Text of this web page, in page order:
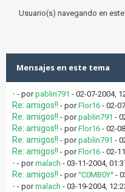
Usuario(s) navegando en
Mensajes en este tema
- - porpablin791 - 02-07-2004,
Re: amigos!! - porFlor16 - 02-
Re: amigos!! - porpablin791 -
Re: amigos!! - porFlor16 - 02-
Re: amigos!! - porpablin791 -
Re: amigos!! - porFlor16 - 02-
- - pormalach - 03-11-2004,
Re: amigos!! - por^C0MB0Y^ -
- - pormalach - 03-19-2004,